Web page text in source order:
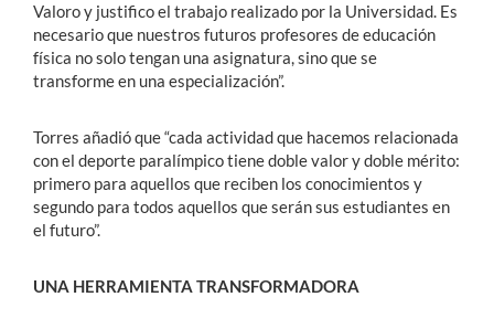
Valoro y justifico el trabajo realizado por la Universidad. Es
necesario que nuestros futuros profesores de educación
física no solo tengan una asignatura, sino que se
transforme en una especialización”.
Torres añadió que “cada actividad que hacemos relacionada
con el deporte paralímpico tiene doble valor y doble mérito:
primero para aquellos que reciben los conocimientos y
segundo para todos aquellos que serán sus estudiantes en
el futuro”.
UNA HERRAMIENTA TRANSFORMADORA